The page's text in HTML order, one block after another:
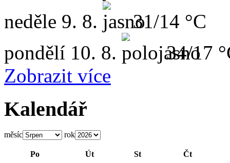
neděle 9. 8.
31/14 °C
pondělí 10. 8.
34/17
Zobrazit více
Kalendář
měsíc rok
Po Út St Čt